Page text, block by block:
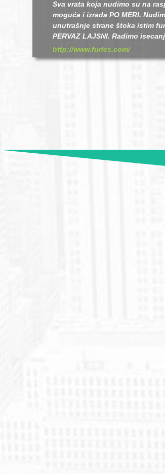
Sva vrata koja nudimo su na
moguća i izrada PO MERI.
unutrašnje strane štoka istim
PERVAZ LAJSNI. Radimo
http://www.furles.com/